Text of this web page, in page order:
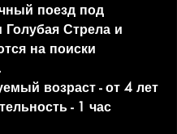
поезд под
Голубая Стрела и
на поиски
возраст - от 4 лет
- 1 час